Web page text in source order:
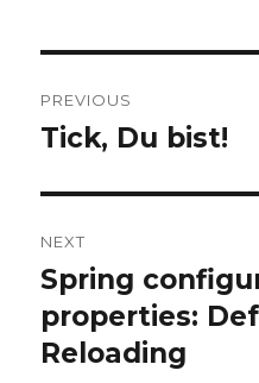
navigation
PREVIOUS
Previous
Tick, Du bist!
NEXT
Next
post:
Spring
properties:
Reloading